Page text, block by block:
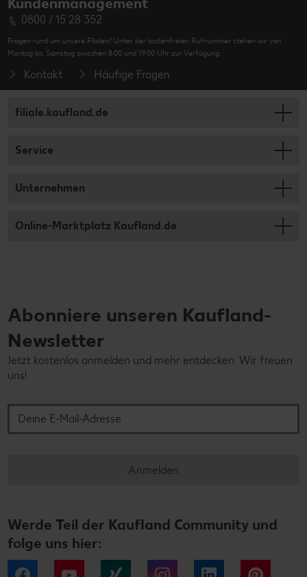
0800 / 15 28 352
Fragen rund um unsere Filialen? Unter der kostenfreien Rufnummer stehen wir von
Montag bis Samstag zwischen 8:00 und 19:00 Uhr zur Verfügung.
Kontakt Häufige Fragen
filiale.kaufland.de
Service
Unternehmen
Online-Marktplatz Kaufland.de
Abonniere unseren Kaufland-
Newsletter
Jetzt kostenlos anmelden und mehr entdecken. Wir freuen
uns!
Anmelden
Werde Teil der Kaufland Community und
folge uns hier: